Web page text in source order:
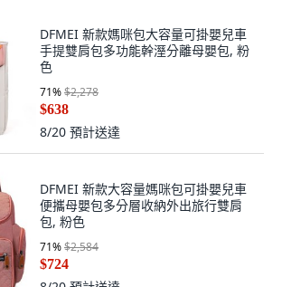
色
71%$2,278
$638
8/20預計送達
DFMEI 新款大容量媽咪包可掛嬰兒車
包, 粉色
71%$2,584
$724
8/20預計送達